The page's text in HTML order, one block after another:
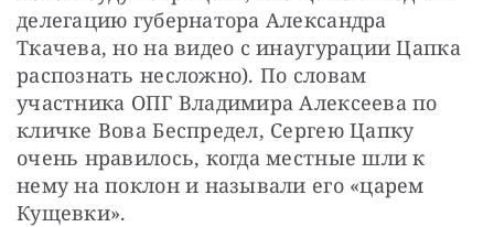
делегацию губернатора Александра
Ткачева, но на видео с инаугурации Цапка
распознать несложно). По словам
участника ОПГ Владимира Алексеева по
кличке Вова Беспредел, Сергею Цапку
очень нравилось, когда местные шли к
нему на поклон и называли его «царем
Кущевки».